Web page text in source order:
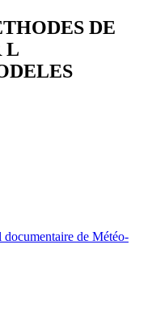
DE
L
de Météo-